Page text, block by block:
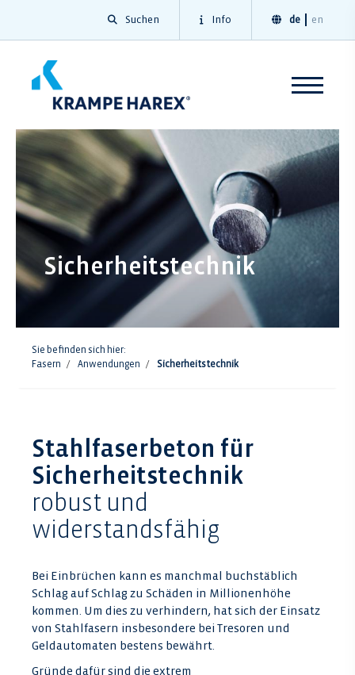
Suchen Info de en
Sicherheitstechnik
Sie befinden sich hier:
Fasern
Anwendungen Sicherheitstechnik
Stahlfaserbeton für
Sicherheitstechnik
robust und
widerstandsfähig
Bei Einbrüchen kann es manchmal buchstäblich
Schlag auf Schlag zu Schäden in Millionenhöhe
kommen. Um dies zu verhindern, hat sich der Einsatz
von Stahlfasern insbesondere bei Tresoren und
Geldautomaten bestens bewährt.
Gründe dafür sind die extrem